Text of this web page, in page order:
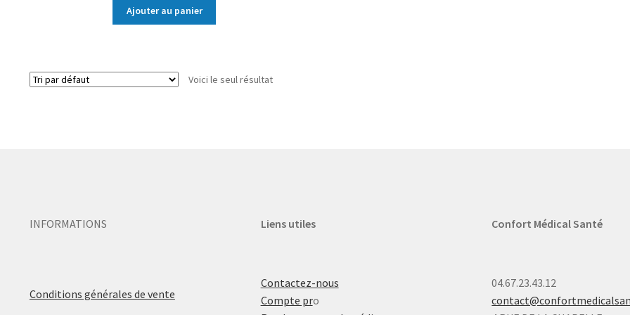
Ajouter au panier
Voici le seul résultat
INFORMATIONS
Conditions générales de vente
Liens utiles
Contactez-nous
Compte pro
Confort Médical Santé
04.67.23.43.12